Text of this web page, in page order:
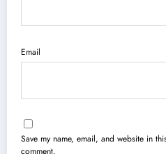
Email
Save my name, email, and website in
comment.